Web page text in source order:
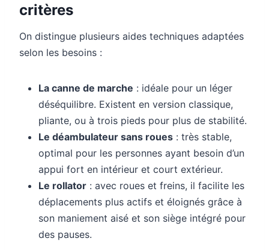
critères
On distingue plusieurs aides techniques adaptées
selon les besoins :
La canne de marche : idéale pour un léger
déséquilibre. Existent en version classique,
pliante, ou à trois pieds pour plus de stabilité.
Le déambulateur sans roues : très stable,
optimal pour les personnes ayant besoin d’un
appui fort en intérieur et court extérieur.
Le rollator : avec roues et freins, il facilite les
déplacements plus actifs et éloignés grâce à
son maniement aisé et son siège intégré pour
des pauses.